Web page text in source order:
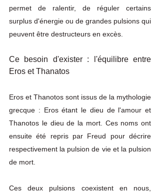
permet de ralentir, de réguler certains
surplus d'énergie ou de grandes pulsions qui
peuvent être destructeurs en excès.
Ce besoin d'exister : l'équilibre entre
Eros et Thanatos
Eros et Thanotos sont issus de la mythologie
grecque : Eros étant le dieu de l'amour et
Thanotos le dieu de la mort. Ces noms ont
ensuite été repris par Freud pour décrire
respectivement la pulsion de vie et la pulsion
de mort.
Ces deux pulsions coexistent en nous,